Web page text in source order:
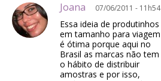
Joana 07/06/2011 - 11h54
Essa ideia de produtinhos
em tamanho para viagem
é ótima porque aqui no
Brasil as marcas não tem
o hábito de distribuir
amostras e por isso,